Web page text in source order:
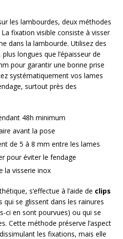
les lambourdes, deux méthodes
fixation visible consiste à visser
dans la lambourde. Utilisez des
longues que l’épaisseur de
pour garantir une bonne prise
systématiquement vos lames
surtout près des
48h minimum
avant la pose
de 5 à 8 mm entre les lames
pour éviter le fendage
la visserie inox
s’effectue à l’aide de clips
qui se glissent dans les rainures
ci en sont pourvues) ou qui se
Cette méthode préserve l’aspect
les fixations, mais elle